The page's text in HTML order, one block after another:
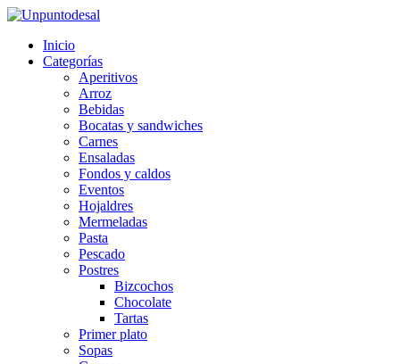
Inicio
Categorías
Aperitivos
Arroz
Bebidas
Bocatas y sandwiches
Carnes
Ensaladas
Fondos y caldos
Eventos
Hojaldres
Mermeladas
Pasta
Pescado
Postres
Bizcochos
Chocolate
Tartas
Primer plato
Sopas